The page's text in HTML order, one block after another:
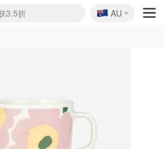
新
3.5折
折价汇总
9折
市实拍
捡漏
1折起
折起
护肤1折
折
总送$50
物
折
奢地板价
6折
起
2折
销
物
开票
尚3折
肤沐浴露
门票6折
送香薰
折
历2.3折
3折
$16
逆天2折
4折
6折起
2.7折
9折
容仪9折
礼Live
衣3折
机3.7折
$24
折
折
🇦🇺
AU